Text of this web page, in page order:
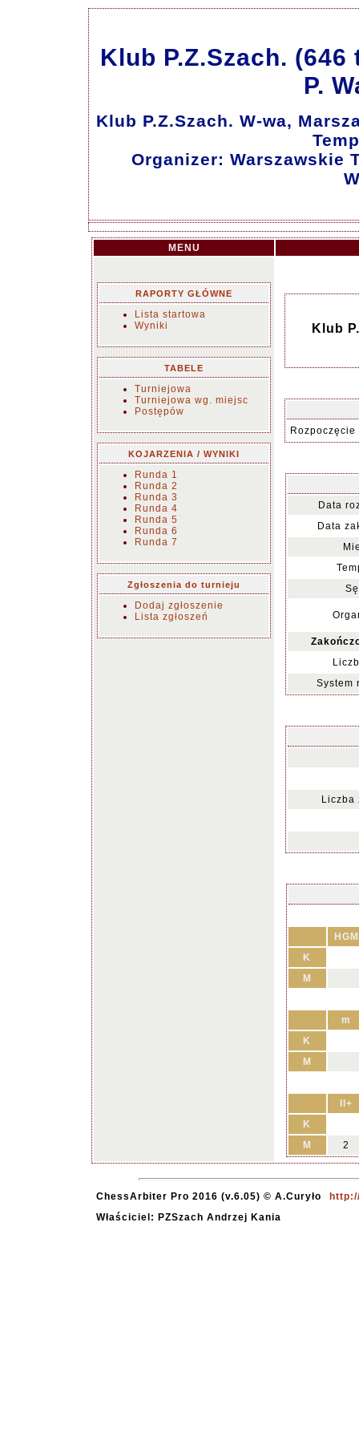
Klub P.Z.Szach.
P.
Klub P.Z.Szach. W-wa,
Organizer: Warszawskie
MENU
RAPORTY GŁÓWNE
Lista startowa
Wyniki
TABELE
Turniejowa
Turniejowa wg. miejsc
Postępów
KOJARZENIA / WYNIKI
Runda 1
Runda 2
Runda 3
Runda 4
Runda 5
Runda 6
Runda 7
Zgłoszenia do turnieju
Dodaj zgłoszenie
Lista zgłoszeń
Klub
Data
Data
System
Liczba
HGM
K
M
m
K
M
II+
K
M
2
ChessArbiter Pro 2016 (v.6.05) © A.Curyło
Właściciel: PZSzach Andrzej Kania